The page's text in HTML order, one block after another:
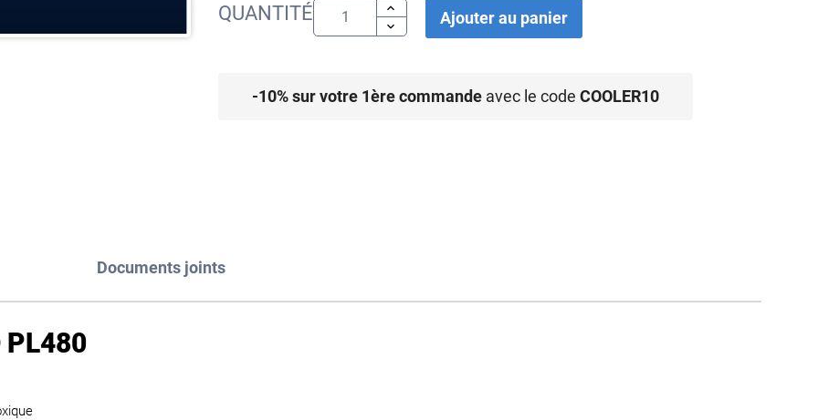
QUANTITÉ Ajouter au panier
-10% sur votre 1ère commande avec le code COOLER10
Documents joints
PL480